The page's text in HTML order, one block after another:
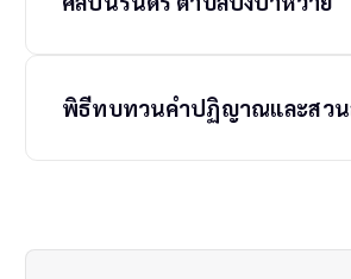
i
พิธีทบทวนคำปฏิญาณและสวน